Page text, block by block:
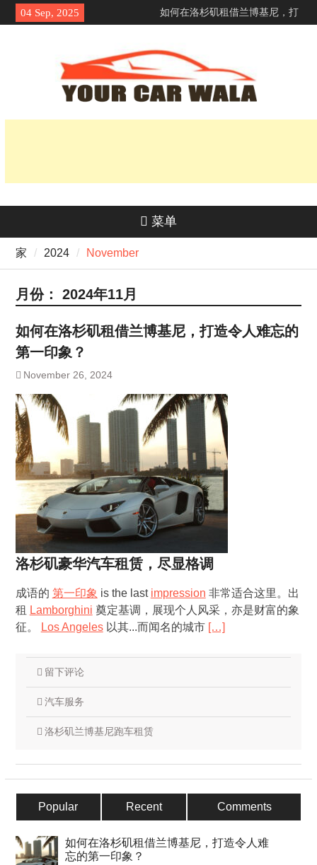
Skip
to
04 Sep, 2025
如何在洛杉矶租借兰博基尼，打
造令人难忘的第一印象？
揭开它的魅力：为什么本田 Navi
深受骑手欢迎？
菜单
家 2024 November
月份： 2024年11月
如何在洛杉矶租借兰博基尼，打造令人难忘的
第一印象？
November 26, 2024
洛杉矶豪华汽车租赁，尽显格调
成语的 第一印象 is the last impression 非常适合这里。出
租 Lamborghini 奠定基调，展现个人风采，亦是财富的象
征。
Los Angeles以其...而闻名的城市 […]
留下评论
汽车服务
洛杉矶兰博基尼跑车租赁
Popular Recent Comments
如何在洛杉矶租借兰博基尼，打造令人难
忘的第一印象？